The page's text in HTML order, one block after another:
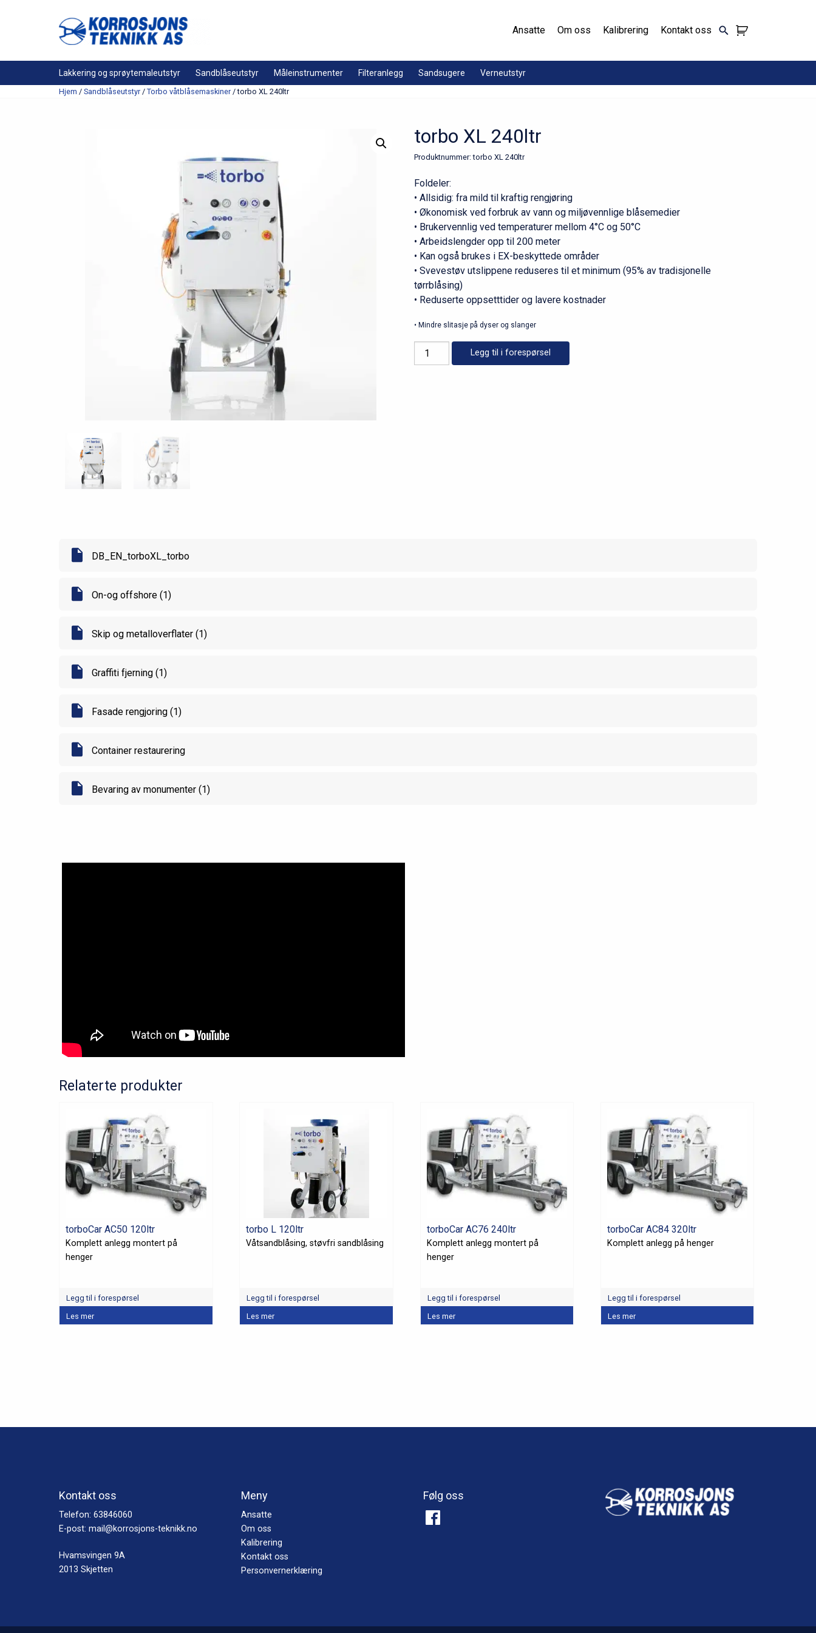
Ansatte Om oss Kalibrering Kontakt oss
Lakkering og sprøytemaleutstyr Sandblåseutstyr Måleinstrumenter Filteranlegg Sandsugere Verneutstyr
Hjem / Sandblåseutstyr/ Torbo våtblåsemaskiner/ torbo XL 240ltr
torbo XL 240ltr
Produktnummer:torbo XL 240ltr
Foldeler:
• Allsidig: fra mild til kraftig rengjøring
• Økonomisk ved forbruk av vann og miljøvennlige blåsemedier
• Brukervennlig ved temperaturer mellom 4°C og 50°C
• Arbeidslengder opp til 200 meter
• Kan også brukes i EX-beskyttede områder
• Svevestøv utslippene reduseres til et minimum (95% av tradisjonelle
tørrblåsing)
• Reduserte oppsetttider og lavere kostnader
• Mindre slitasje på dyser og slanger
torbo
XL
Legg til i forespørsel
DB_EN_torboXL_torbo
On-og offshore (1)
Skip og metalloverflater (1)
Graffiti fjerning (1)
Fasade rengjoring (1)
Container restaurering
Bevaring av monumenter (1)
Relaterte produkter
torboCar AC50 120ltr
Komplett anlegg montert på
henger
Legg til i forespørsel
Les mer
torbo L 120ltr
Våtsandblåsing, støvfri sandblåsing
Legg til i forespørsel
Les mer
torboCar AC76 240ltr
Komplett anlegg montert på
henger
Legg til i forespørsel
Les mer
torboCar AC84 320ltr
Komplett anlegg på henger
Legg til i forespørsel
Les mer
Kontakt oss
Telefon: 63846060
E-post: mail@korrosjons-teknikk.no
Hvamsvingen 9A
2013 Skjetten
Meny
Ansatte
Om oss
Kalibrering
Kontakt oss
Personvernerklæring
Følg oss